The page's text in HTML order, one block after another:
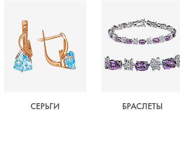
СЕРЬГИ БРАСЛЕТЫ